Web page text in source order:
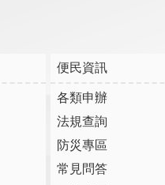
便民資訊
各類申辦
法規查詢
防災專區
常見問答